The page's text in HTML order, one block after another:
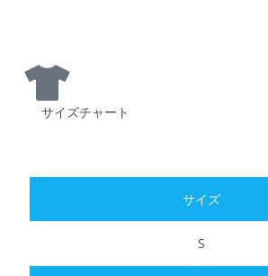
サイズチャート
S